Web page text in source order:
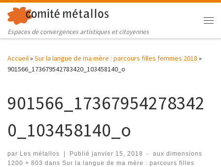
Skip to content
Espaces de convergences artistiques et citoyennes
Accueil»Sur la langue de ma mère : parcours filles femmes 2018 »
901566_173679542783420_103458140_o
901566_17367954278342
0_103458140_o
par Les métallos | Publié janvier 15, 2018 -
aux dimensions
1200 × 803 dans Sur la langue de ma mère : parcours filles